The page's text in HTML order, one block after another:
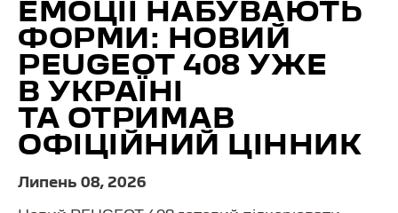
ЕМОЦІЇ НАБУВАЮТЬ
ФОРМИ: НОВИЙ
PEUGEOT 408 УЖЕ
В УКРАЇНІ
ТА ОТРИМАВ
ОФІЦІЙНИЙ ЦІННИК
Липень 08, 2026